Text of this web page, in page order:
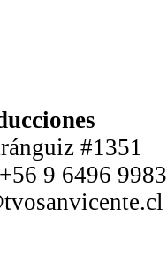
#1351
+56 9 6496 9983